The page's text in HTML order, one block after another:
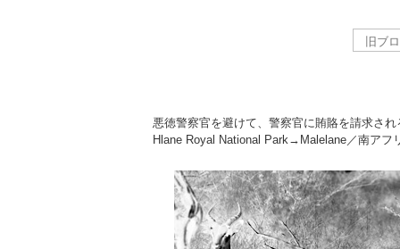
悪徳警察官を避けて、警察官に賄賂を請求され
Hlane Royal National Park→Malelane／南アフ